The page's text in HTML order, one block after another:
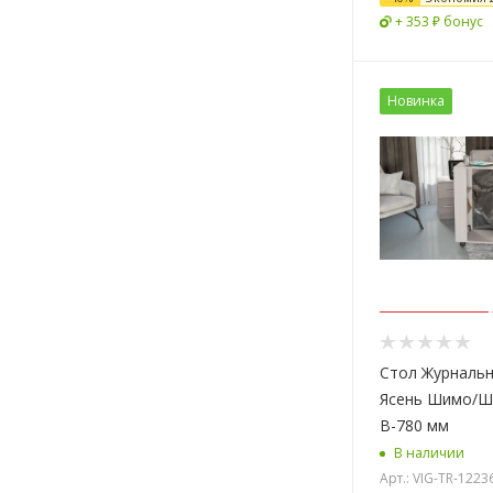
+ 353 ₽ бонус
Новинка
Стол
Ясень Шимо/
В-780 мм
В наличии
Арт.: VIG-TR-